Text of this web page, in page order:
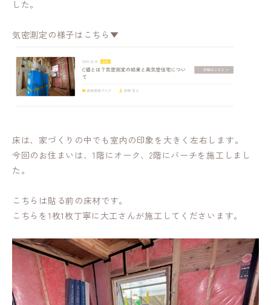
した。
気密測定の様子はこちら▼
床は、家づくりの中でも室内の印象を大きく左右します。
今回のお住まいは、1階にオーク、2階にバーチを施工しまし
た。
こちらは貼る前の床材です。
こちらを1枚1枚丁寧に大工さんが施工してくださいます。